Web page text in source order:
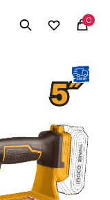
0
MI CUENTA